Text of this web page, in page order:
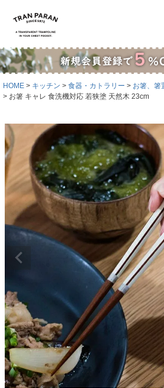
HOME キッチン 食器・カトラリー お箸、箸
お箸 キャレ 食洗機対応 若狭塗 天然木 23cm